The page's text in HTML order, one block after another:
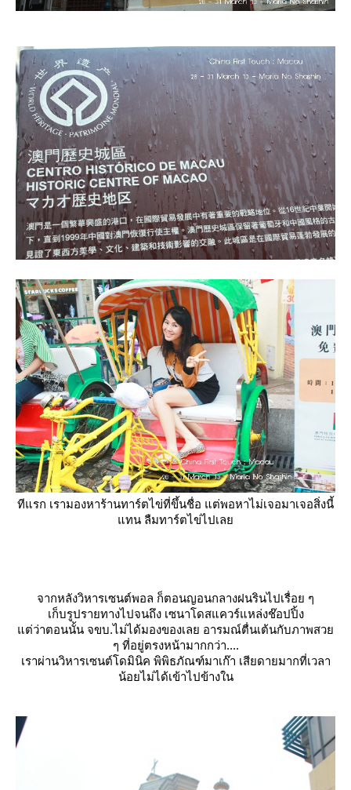
ทีแรก เรามองหาร้านทาร์ตไข่ที่ขึ้นชื่อ แต่พอหาไม่เจอมาเจอสิ่งนี้
ทน ลืมทาร์ตไข่ไปเล
จากหลังวิหารเซนต์พอล ก็ตอนญอนกลางฝนรินไปเรื่อย ๆ
เก็บรูปรายทางไปจนถึง เซนาโดสแควร์แหล่งช๊อปปิ้ง
ต่ว่าตอนนั้น จขบ.ไม่ได้มองของเลย อารมณ์ตื่นเต้นกับภาพสว
ๆ ที่อยู่ตรงหน้ามากกว่า....
เราผ่านวิหารเซนต์โดมินิค พิพิธภัณฑ์มาเก๊า เสียดายมากที่เวลา
น้อยไม่ได้เข้าไปข้างใน